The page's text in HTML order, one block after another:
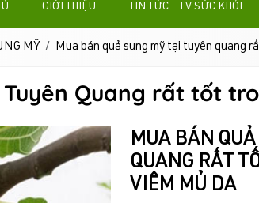
GIỚI THIỆU TIN TỨC - TV SỨC KHỎE
MỸ Mua bán quả sung mỹ tại tuyên quang
Quang rất tốt
MUA BÁN
QUANG RẤT
VIÊM MỦ DA